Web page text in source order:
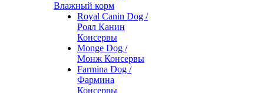
Влажный корм
Royal Canin Dog /
Роял Канин
Консервы
Monge Dog /
Монж Консервы
Farmina Dog /
Фармина
Консервы